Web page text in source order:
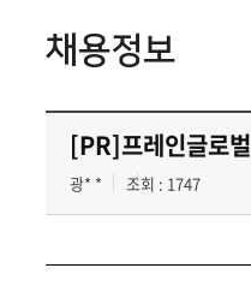
채용정보
[PR]프레인글로벌
광* * 조회 : 1747